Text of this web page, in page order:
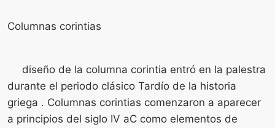
Columnas corintias
diseño de la columna corintia entró en la palestra
durante el periodo clásico Tardío de la historia
griega . Columnas corintias comenzaron a aparecer
a principios del siglo IV aC como elementos de